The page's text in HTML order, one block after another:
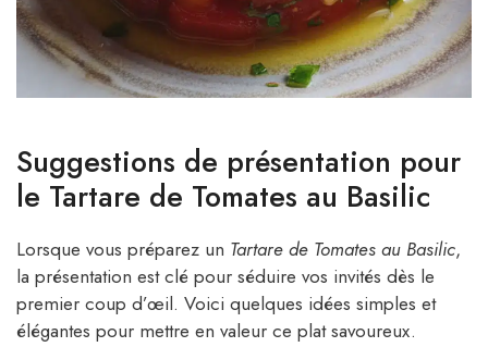
Suggestions de présentation pour
le Tartare de Tomates au Basilic
Lorsque vous préparez un Tartare de Tomates au Basilic,
la présentation est clé pour séduire vos invités dès le
premier coup d’œil. Voici quelques idées simples et
élégantes pour mettre en valeur ce plat savoureux.